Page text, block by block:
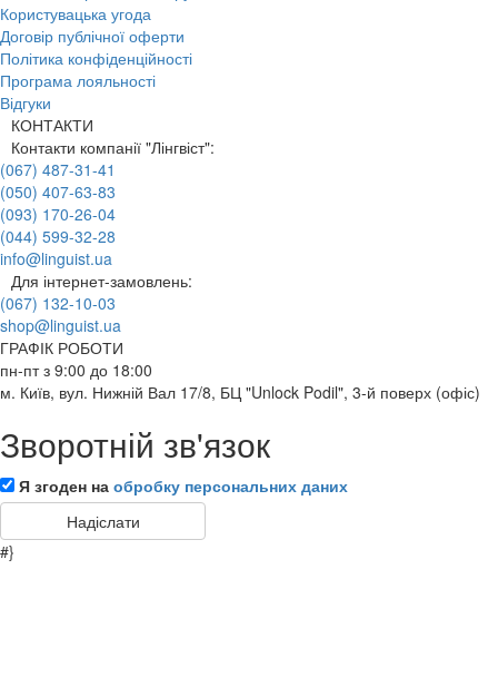
Користувацька угода
Договір публічної оферти
Політика конфіденційності
Програма лояльності
Відгуки
КОНТАКТИ
Контакти компанії "Лінгвіст":
(067) 487-31-41
(050) 407-63-83
(093) 170-26-04
(044) 599-32-28
info@linguist.ua
Для інтернет-замовлень:
(067) 132-10-03
shop@linguist.ua
ГРАФІК РОБОТИ
пн-пт з 9:00 до 18:00
м. Київ, вул. Нижній Вал 17/8, БЦ "Unlock Podil", 3-й поверх (офіс)
Зворотній зв'язок
Я згоден на обробку персональних даних
#}